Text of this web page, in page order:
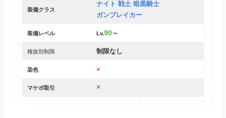
装備クラス
ナイト 戦士 暗黒騎士
ガンブレイカー
装備レベル Lv.90～
種族別制限 制限なし
染色 ×
マケボ取引 ×